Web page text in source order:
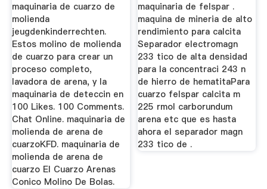
maquinaria de cuarzo de
molienda
jeugdenkinderrechten.
Estos molino de molienda
de cuarzo para crear un
proceso completo,
lavadora de arena, y la
maquinaria de deteccin en
100 Likes. 100 Comments.
Chat Online. maquinaria de
molienda de arena de
cuarzoKFD. maquinaria de
molienda de arena de
cuarzo El Cuarzo Arenas
Conico Molino De Bolas.
maquinaria de felspar .
maquina de mineria de alto
rendimiento para calcita
Separador electromagn
233 tico de alta densidad
para la concentraci 243 n
de hierro de hematitaPara
cuarzo felspar calcita m
225 rmol carborundum
arena etc que es hasta
ahora el separador magn
233 tico de .